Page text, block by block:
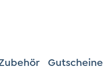
Gutscheine